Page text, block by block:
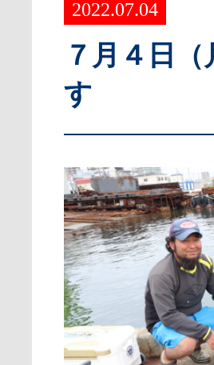
2022.07.04
７月４日
す